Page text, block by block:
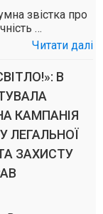
звістка про
…
Читати далі
В
КАМПАНІЯ
ЛЕГАЛЬНОЇ
ЗАХИСТУ